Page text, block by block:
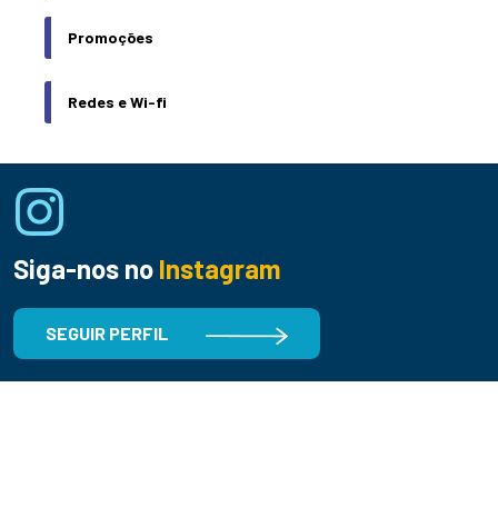
Promoções
Redes e Wi-fi
Siga-nos no Instagram
SEGUIR PERFIL